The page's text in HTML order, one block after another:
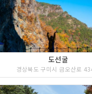
도선굴
경상북도 구미시 금오산로